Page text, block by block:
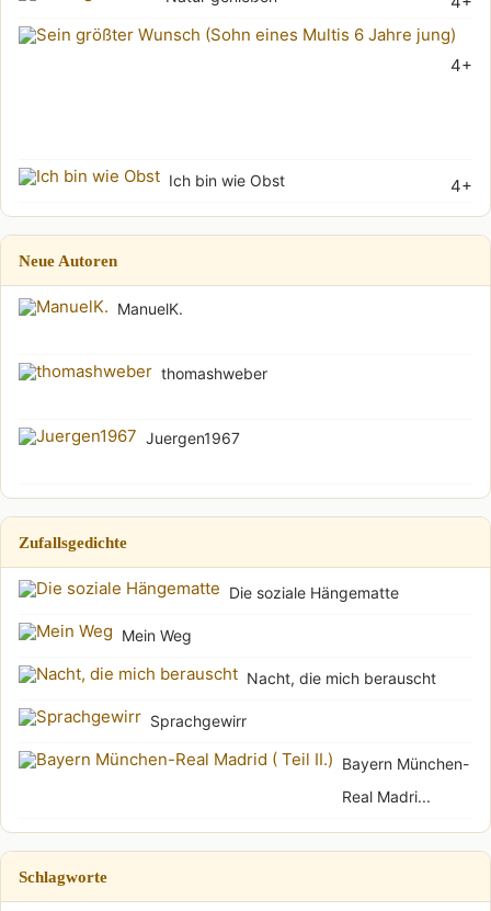
4+
4+
Ich bin wie Obst
Neue Autoren
ManuelK.
thomashweber
Juergen1967
Zufallsgedichte
Die soziale Hängematte
Mein Weg
Nacht, die mich berauscht
Sprachgewirr
Bayern München-
Real Madri...
Schlagworte